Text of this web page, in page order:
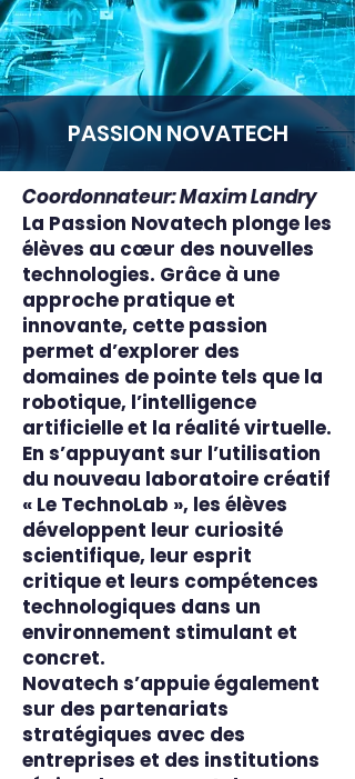
PASSION NOVATECH
Coordonnateur: Maxim Landry
La Passion Novatech plonge les
élèves au cœur des nouvelles
technologies. Grâce à une
approche pratique et
innovante, cette passion
permet d’explorer des
domaines de pointe tels que la
robotique, l’intelligence
artificielle et la réalité virtuelle.
En s’appuyant sur l’utilisation
du nouveau laboratoire créatif
« Le TechnoLab », les élèves
développent leur curiosité
scientifique, leur esprit
critique et leurs compétences
technologiques dans un
environnement stimulant et
concret.
Novatech s’appuie également
sur des partenariats
stratégiques avec des
entreprises et des institutions